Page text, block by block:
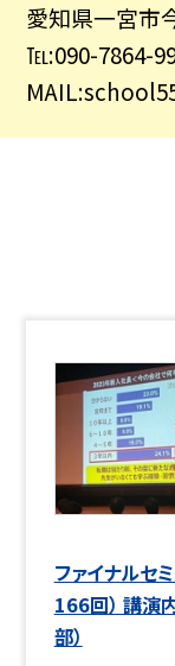
愛知県一宮市
℡:090-7864-
ファイナルセ
166回） 講演
部）